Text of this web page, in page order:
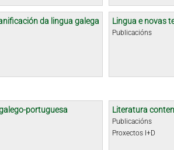
da lingua galega Lingua e novas
Publicacións
portuguesa Literatura
Publicacións
Proxectos I+D